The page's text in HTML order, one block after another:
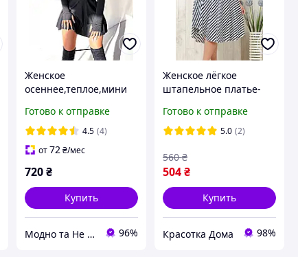
Женское
осеннее,теплое,мини
гольф.Классическое,по
вседневное платье в
рубчик,короткое,с
длинным рукавом
Готово к отправке
4.5 (4)
от72 ₴/мес
720 ₴
Купить
Модно та Не Дорого 96%
Женское лёгкое
штапельное платье-
размером XL-4XL(50-56)
Готово к отправке
5.0 (2)
504₴
560 ₴
Купить
Красотка Дома 98%